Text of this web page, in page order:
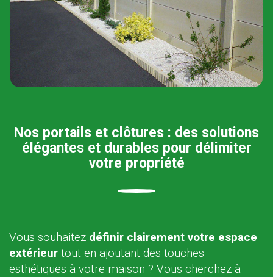
Nos portails et clôtures : des solutions
élégantes et durables pour délimiter
votre propriété
Vous souhaitez définir clairement votre espace
extérieur tout en ajoutant des touches
esthétiques à votre maison ? Vous cherchez à